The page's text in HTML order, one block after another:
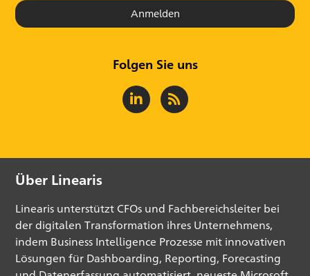
Anmelden
Folgen Sie uns
Über Linearis
Linearis unterstützt CFOs und Fachbereichsleiter bei
der digitalen Transformation ihres Unternehmens,
indem Business Intelligence Prozesse mit innovativen
Lösungen für Dashboarding, Reporting, Forecasting